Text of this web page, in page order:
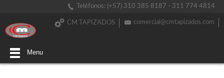
Teléfonos: (+57) 310 385 8187 - 311 774 4814
comercial@cmtapizados.com
CM TAPIZADOS
Menu